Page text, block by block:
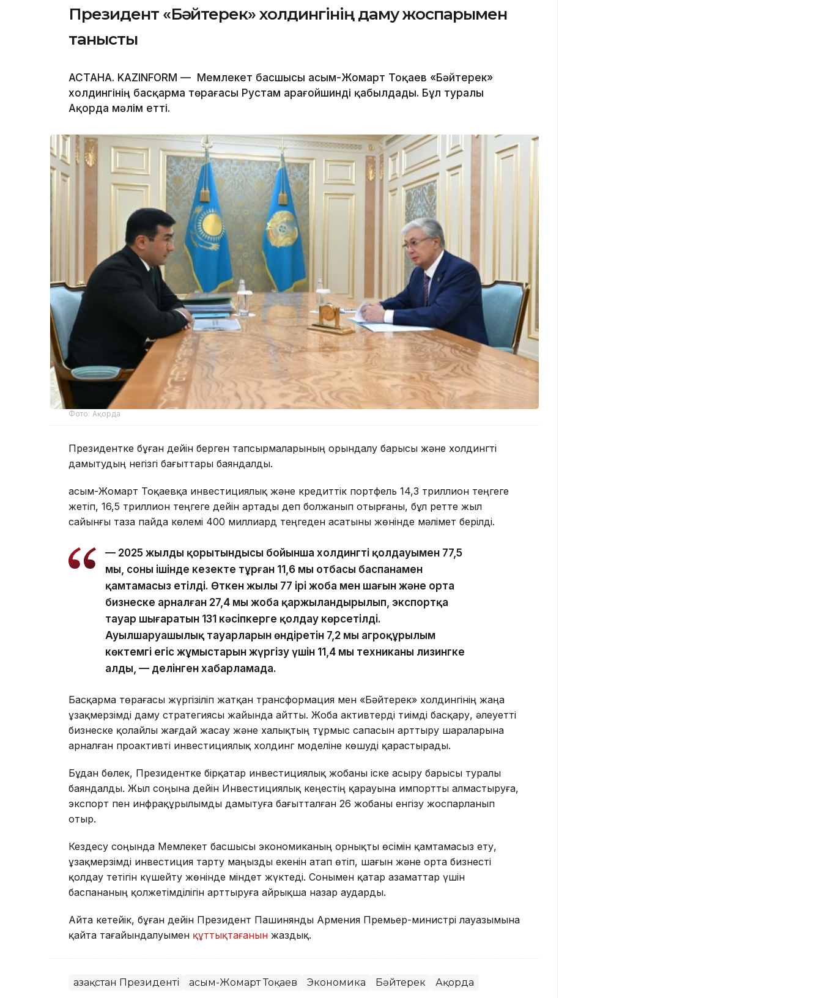
Президент «Бәйтерек» холдингінің даму жоспарымен
танысты
АСТАНА. KAZINFORM — Мемлекет басшысы Қасым-Жомарт Тоқаев «Бәйтерек»
холдингінің басқарма төрағасы Рустам Қарағойшинді қабылдады. Бұл туралы
Ақорда мәлім етті.
Фото: Ақорда
Президентке бұған дейін берген тапсырмаларының орындалу барысы және холдингті
дамытудың негізгі бағыттары баяндалды.
Қасым-Жомарт Тоқаевқа инвестициялық және кредиттік портфель 14,3 триллион теңгеге
жетіп, 16,5 триллион теңгеге дейін артады деп болжанып отырғаны, бұл ретте жыл
сайынғы таза пайда көлемі 400 миллиард теңгеден асатыны жөнінде мәлімет берілді.
— 2025 жылдың қорытындысы бойынша холдингтің қолдауымен 77,5
мың, соның ішінде кезекте тұрған 11,6 мың отбасы баспанамен
қамтамасыз етілді. Өткен жылы 77 ірі жоба мен шағын және орта
бизнеске арналған 27,4 мың жоба қаржыландырылып, экспортқа
тауар шығаратын 131 кәсіпкерге қолдау көрсетілді.
Ауылшаруашылық тауарларын өндіретін 7,2 мың агроқұрылым
көктемгі егіс жұмыстарын жүргізу үшін 11,4 мың техниканы лизингке
алды, — делінген хабарламада.
Басқарма төрағасы жүргізіліп жатқан трансформация мен «Бәйтерек» холдингінің жаңа
ұзақмерзімді даму стратегиясы жайында айтты. Жоба активтерді тиімді басқару, әлеуетті
бизнеске қолайлы жағдай жасау және халықтың тұрмыс сапасын арттыру шараларына
арналған проактивті инвестициялық холдинг моделіне көшуді қарастырады.
Бұдан бөлек, Президентке бірқатар инвестициялық жобаны іске асыру барысы туралы
баяндалды. Жыл соңына дейін Инвестициялық кеңестің қарауына импортты алмастыруға,
экспорт пен инфрақұрылымды дамытуға бағытталған 26 жобаны енгізу жоспарланып
отыр.
Кездесу соңында Мемлекет басшысы экономиканың орнықты өсімін қамтамасыз ету,
ұзақмерзімді инвестиция тарту маңызды екенін атап өтіп, шағын және орта бизнесті
қолдау тетігін күшейту жөнінде міндет жүктеді. Сонымен қатар азаматтар үшін
баспананың қолжетімділігін арттыруға айрықша назар аударды.
Айта кетейік, бұған дейін Президент Пашинянды Армения Премьер-министрі лауазымына
қайта тағайындалуымен құттықтағанын жаздық.
Қазақстан Президенті Қасым-Жомарт Тоқаев Экономика Бәйтерек Ақорда